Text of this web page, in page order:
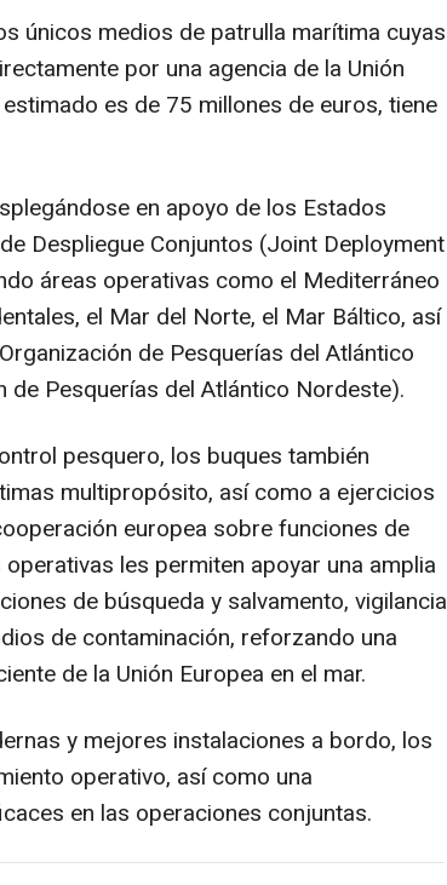
únicos medios de patrulla marítima cuyas
por una agencia de la Unión
es de 75 millones de euros, tiene
en apoyo de los Estados
Despliegue Conjuntos (Joint Deployment
áreas operativas como el Mediterráneo
el Mar del Norte, el Mar Báltico, así
de Pesquerías del Atlántico
de Pesquerías del Atlántico Nordeste).
pesquero, los buques también
multipropósito, así como a ejercicios
europea sobre funciones de
les permiten apoyar una amplia
de búsqueda y salvamento, vigilancia
de contaminación, reforzando una
de la Unión Europea en el mar.
y mejores instalaciones a bordo, los
operativo, así como una
en las operaciones conjuntas.